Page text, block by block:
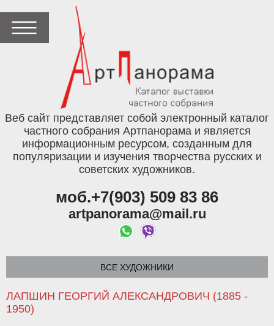
Веб сайт представляет собой электронный каталог
частного собрания Артпанорама и является
информационным ресурсом, созданным для
популяризации и изучения творчества русских и
советских художников.
моб.+7(903) 509 83 86
artpanorama@mail.ru
ВСЕ ХУДОЖНИКИ
ЛАПШИН ГЕОРГИЙ АЛЕКСАНДРОВИЧ (1885 -
1950)